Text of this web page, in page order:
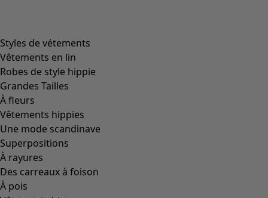
Styles de vétements
Vêtements en lin
Robes de style hippie
Grandes Tailles
À fleurs
Vêtements hippies
Une mode scandinave
Superpositions
À rayures
Des carreaux à foison
À pois